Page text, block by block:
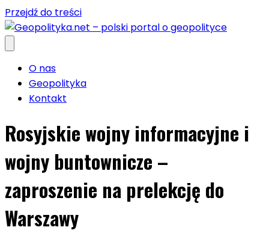
Przejdź do treści
O nas
Geopolityka
Kontakt
Rosyjskie wojny informacyjne i
wojny buntownicze –
zaproszenie na prelekcję do
Warszawy